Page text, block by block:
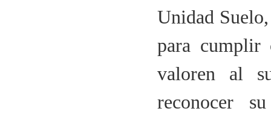
Unidad
para cumplir
valoren al
reconocer